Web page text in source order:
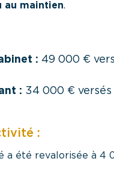
au maintien.
: 49 000 €
: 34 000 €
:
a été revalorisée à 4